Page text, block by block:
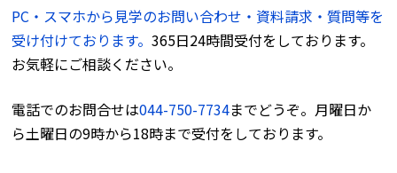
PC・スマホから見学のお問い合わせ・資料請求・質問等を
受け付けております。365日24時間受付をしております。
お気軽にご相談ください。
電話でのお問合せは044-750-7734までどうぞ。月曜日か
ら土曜日の9時から18時まで受付をしております。